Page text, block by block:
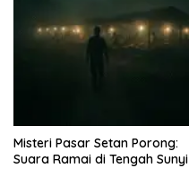
Misteri Pasar Setan Porong:
Suara Ramai di Tengah Sunyi